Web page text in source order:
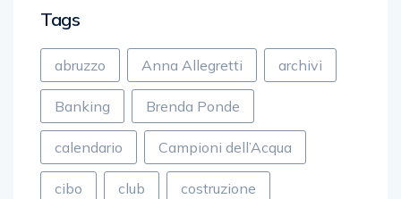
Tags
abruzzo Anna Allegretti archivi
Banking Brenda Ponde
calendario Campioni dell’Acqua
cibo club costruzione